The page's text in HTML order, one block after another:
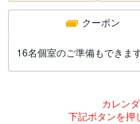
クーポン
16名個室のご準備もできま
カレン
下記ボタンを押